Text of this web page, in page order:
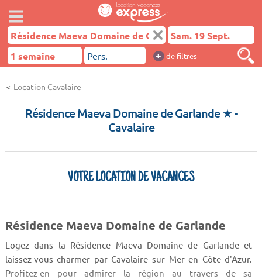
+ de filtres
Location Cavalaire
Résidence Maeva Domaine de Garlande ★-
Cavalaire
VOTRE LOCATION DE VACANCES
Résidence Maeva Domaine de Garlande
Logez dans la Résidence Maeva Domaine de Garlande et
laissez-vous charmer par Cavalaire sur Mer en Côte d'Azur.
Profitez-en pour admirer la région au travers de sa